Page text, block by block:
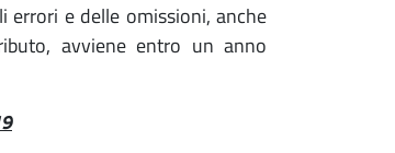
errori e delle omissioni, anche
avviene entro un anno